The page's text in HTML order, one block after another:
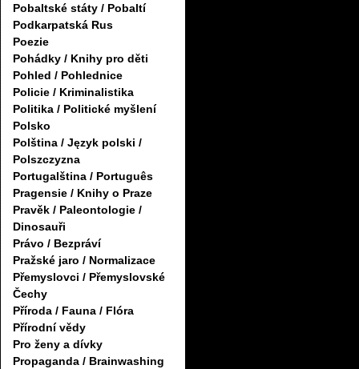
Pobaltské státy / Pobaltí
Podkarpatská Rus
Poezie
Pohádky / Knihy pro děti
Pohled / Pohlednice
Policie / Kriminalistika
Politika / Politické myšlení
Polsko
Polština / Język polski /
Polszczyzna
Portugalština / Português
Pragensie / Knihy o Praze
Pravěk / Paleontologie /
Dinosauři
Právo / Bezpráví
Pražské jaro / Normalizace
Přemyslovci / Přemyslovské
Čechy
Příroda / Fauna / Flóra
Přírodní vědy
Pro ženy a dívky
Propaganda / Brainwashing